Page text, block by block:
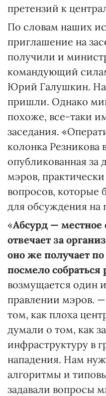
претензий к
По словам наших
приглашение на
получили и
командующий
Юрий Галушкин. На
пришли. Однако
похоже, все-таки
заседания.
колонка Резникова
опубликованная за
мэров,
вопросов, которые
для обсуждения на
«Абсурд — местное
отвечает за
оно же получает
посмело
возмущается один
правлении мэров.
том, как плоха
думали о том, как
инфраструктуру в
нападения. Нам
алгоритмы и
задавали вопросы